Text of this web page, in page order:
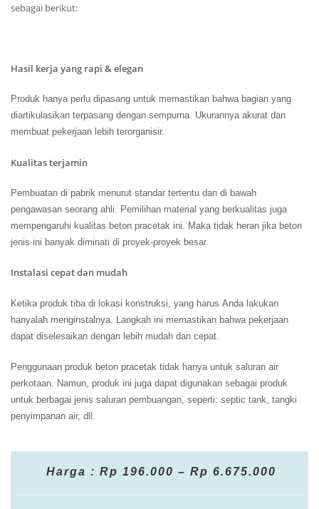
sebagai berikut:
Hasil kerja yang rapi & elegan
Produk hanya perlu dipasang untuk memastikan bahwa bagian yang
diartikulasikan terpasang dengan sempurna. Ukurannya akurat dan
membuat pekerjaan lebih terorganisir.
Kualitas terjamin
Pembuatan di pabrik menurut standar tertentu dan di bawah
pengawasan seorang ahli. Pemilihan material yang berkualitas juga
mempengaruhi kualitas beton pracetak ini. Maka tidak heran jika beton
jenis ini banyak diminati di proyek-proyek besar.
Instalasi cepat dan mudah
Ketika produk tiba di lokasi konstruksi, yang harus Anda lakukan
hanyalah menginstalnya. Langkah ini memastikan bahwa pekerjaan
dapat diselesaikan dengan lebih mudah dan cepat.
Penggunaan produk beton pracetak tidak hanya untuk saluran air
perkotaan. Namun, produk ini juga dapat digunakan sebagai produk
untuk berbagai jenis saluran pembuangan, seperti: septic tank, tangki
penyimpanan air, dll.
Harga : Rp 196.000 – Rp 6.675.000